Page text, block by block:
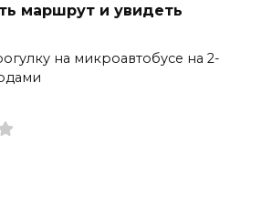
маршрут и увидеть
на микроавтобусе на 2-